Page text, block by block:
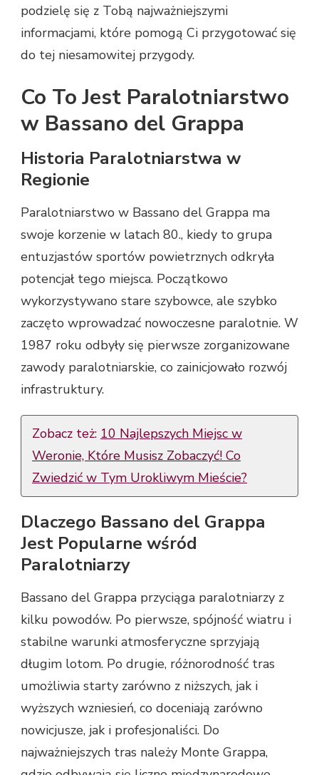
podzielę się z Tobą najważniejszymi
informacjami, które pomogą Ci przygotować się
do tej niesamowitej przygody.
Co To Jest Paralotniarstwo
w Bassano del Grappa
Historia Paralotniarstwa w
Regionie
Paralotniarstwo w Bassano del Grappa ma
swoje korzenie w latach 80., kiedy to grupa
entuzjastów sportów powietrznych odkryła
potencjał tego miejsca. Początkowo
wykorzystywano stare szybowce, ale szybko
zaczęto wprowadzać nowoczesne paralotnie. W
1987 roku odbyły się pierwsze zorganizowane
zawody paralotniarskie, co zainicjowało rozwój
infrastruktury.
Zobacz też: 10 Najlepszych Miejsc w
Weronie, Które Musisz Zobaczyć! Co
Zwiedzić w Tym Urokliwym Mieście?
Dlaczego Bassano del Grappa
Jest Popularne wśród
Paralotniarzy
Bassano del Grappa przyciąga paralotniarzy z
kilku powodów. Po pierwsze, spójność wiatru i
stabilne warunki atmosferyczne sprzyjają
długim lotom. Po drugie, różnorodność tras
umożliwia starty zarówno z niższych, jak i
wyższych wzniesień, co doceniają zarówno
nowicjusze, jak i profesjonaliści. Do
najważniejszych tras należy Monte Grappa,